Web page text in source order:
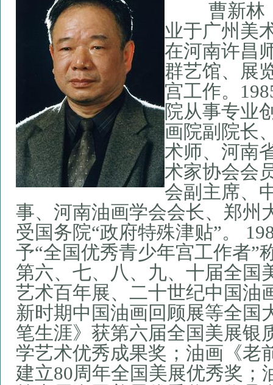
曹新林
业于广州美
在河南许昌
群艺馆、展
宫工作。
院从事专业
画院副院长
术师、河南
术家协会会
会副主席、
事、河南油画学会会长、郑州
受国务院“政府特殊津贴”。
予“全国优秀青少年宫工作者”
第六、七、八、九、十届全国
艺术百年展、二十世纪中国
新时期中国油画回顾展等全国
笔生涯》获第六届全国美展银
学艺术优秀成果奖；油画《老
建立80周年全国美展优秀奖；